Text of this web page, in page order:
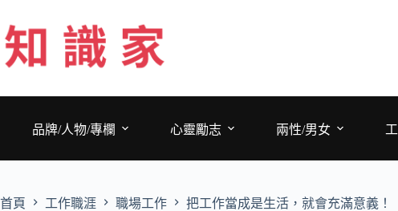
至
主
要
品牌/人物/專欄
心靈勵志 兩性/男女
首頁 工作職涯 職場工作 把工作當成是生活，就會充滿意義！